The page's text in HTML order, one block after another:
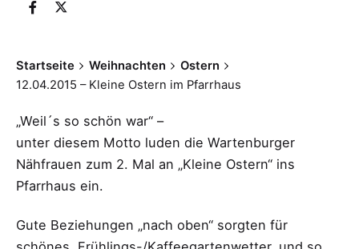
Startseite Weihnachten
Ostern
12.04.2015 – Kleine Ostern im Pfarrhaus
„Weil´s so schön war“ –
unter diesem Motto luden die Wartenburger
Nähfrauen zum 2. Mal an „Kleine Ostern“ ins
Pfarrhaus ein.
Gute Beziehungen „nach oben“ sorgten für